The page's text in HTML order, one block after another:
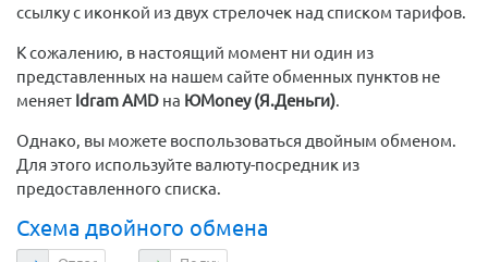
ссылку с иконкой из двух стрелочек над списком тарифов.
К сожалению, в настоящий момент ни один из
представленных на нашем сайте обменных пунктов не
меняет Idram AMD на ЮMoney (Я.Деньги).
Однако, вы можете воспользоваться двойным обменом.
Для этого используйте валюту-посредник из
предоставленного списка.
Схема двойного обмена